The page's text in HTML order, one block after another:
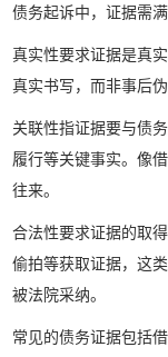
债务起诉中，证据需
真实性要求证据是真
真实书写，而非事后伪
关联性指证据要与债
履行等关键事实。像
往来。
合法性要求证据的取
偷拍等获取证据，这
被法院采纳。
常见的债务证据包括